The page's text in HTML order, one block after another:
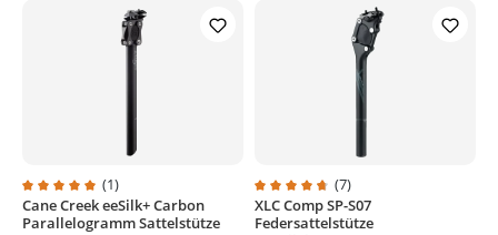
Durchschnittliche Bewertung von 5 von 5 Sternen
(1)
Cane Creek eeSilk+ Carbon
Parallelogramm Sattelstütze
Durchschnittliche Bewertung
(7)
XLC Comp SP-S07
Federsattelstütze